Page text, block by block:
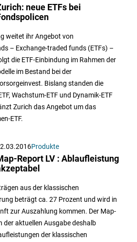
neue ETFs bei
weitet ihr Angebot von
– Exchange-traded funds (ETFs) –
die ETF-Einbindung im Rahmen der
im Bestand bei der
Bislang standen die
Wachstum-ETF und Dynamik-ETF
Zurich das Angebot um das
ETF.
Produkte
Report LV : Ablaufleistung
aus der klassischen
beträgt ca. 27 Prozent und wird in
zur Auszahlung kommen. Der Map-
der aktuellen Ausgabe deshalb
der klassischen